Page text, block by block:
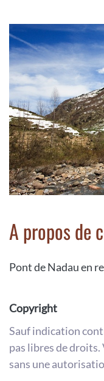
A propos de
Pont de Nadau en
Copyright
Sauf indication
pas libres de droits.
sans une